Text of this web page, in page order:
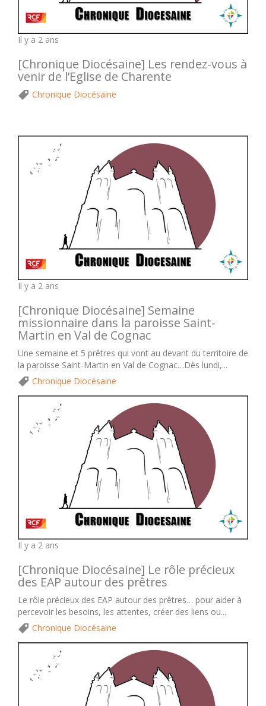
Il y a 2 ans
[Chronique Diocésaine] Les rendez-vous à
venir de l’Eglise de Charente
Chronique Diocésaine
Il y a 2 ans
[Chronique Diocésaine] Semaine
missionnaire dans la paroisse Saint-
Martin en Val de Cognac
Une semaine et 5 prêtres qui vont au devant du territoire de
la paroisse Saint-Martin en Val de Cognac…Dès lundi,...
Chronique Diocésaine
Il y a 2 ans
[Chronique Diocésaine] Le rôle précieux
des EAP autour des prêtres
Le rôle précieux des EAP autour des prêtres… pour aider à
percevoir les besoins, les attentes, créer des liens ou...
Chronique Diocésaine